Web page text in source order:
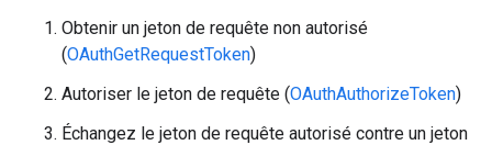
Obtenir un jeton de requête non autorisé
(OAuthGetRequestToken)
Autoriser le jeton de requête (OAuthAuthorizeToken)
Échangez le jeton de requête autorisé contre un jeton